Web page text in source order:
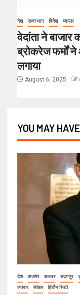
देश राजस्थान विदेश व्यापार
वेदांता ने बाजार
ब्रोकरेज फर्मों
लगाया
August 6, 2025
YOU MAY
देश अजमेर अलवर उदयपुर
व्यापार
सीकर हिंडौन सिटी